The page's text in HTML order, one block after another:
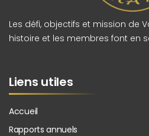
Les défi, objectifs et mission de
histoire et les membres font en
Liens utiles
Accueil
Rapports annuels